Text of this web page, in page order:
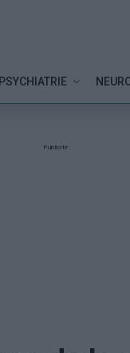
PSYCHIATRIE
Publicité: